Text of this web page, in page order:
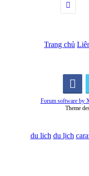
Trang chủ
Forum software by
Theme
du lich du lịch